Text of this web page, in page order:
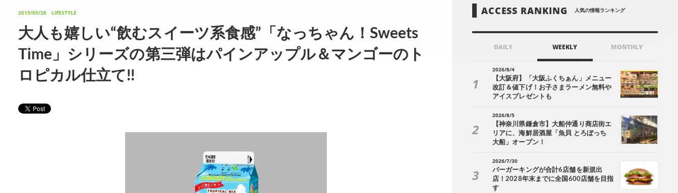
2015/05/28 LIFESTYLE
大人も嬉しい“飲むスイーツ系食感”「なっちゃん！Sweets
Time」シリーズの第三弾はパインアップル＆マンゴーのト
ロピカル仕立て!!
ACCESS RANKING 人気の情報ランキング
DAILY WEEKLY MONTHLY
2026/8/4
【大阪府】「大阪ふくちぁん」メニュー
改訂＆値下げ！お子さまラーメン無料や
アイスプレゼントも
2026/8/5
【神奈川県鎌倉市】大船仲通り商店街エ
リアに、海鮮居酒屋「魚貝 とろぼっち
大船」オープン！
2026/7/30
バーガーキングが合計6店舗を新規出
店！2028年末までに全国600店舗を目指
す